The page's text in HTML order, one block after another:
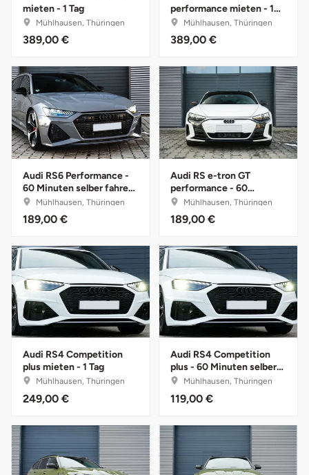
mieten - 1 Tag
Mühlhausen, Thüringen
389,00 €
performance mieten - 1
TagMühlhausen, Thüringen
389,00 €
Audi RS6 Performance -
60 Minuten selber fahren
mit Instruktor
Mühlhausen, Thüringen
189,00 €
Audi RS e-tron GT
performance - 60
Minuten selber fahren mit
Instruktor
Mühlhausen, Thüringen
189,00 €
Audi RS4 Competition
plus mieten - 1 Tag
Mühlhausen, Thüringen
249,00 €
Audi RS4 Competition
plus - 60 Minuten selber
fahren mit Instruktor
Mühlhausen, Thüringen
119,00 €
Bruchköbel
Bruchsal
Burghausen
Calw
Chemnitz
Cloppenburg
Cottbus
Darmstadt
Dessau
Dingolfing
Münster
Nürnberg
Oberlausitz
Pirna
Riesa
Ruhrgebiet
Sömmerda
Weimar
Sangerhausen
Sonneberg
Suhl
Unterwellenborn
Weimar
Weißenfels